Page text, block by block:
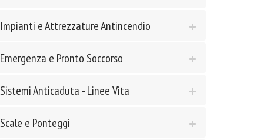
Impianti e Attrezzature Antincendio
Emergenza e Pronto Soccorso
Sistemi Anticaduta - Linee Vita
Scale e Ponteggi